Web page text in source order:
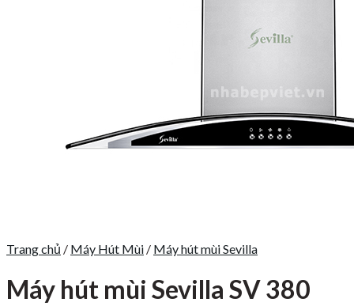
Trang chủ / Máy Hút Mùi / Máy hút mùi Sevilla
Máy hút mùi Sevilla SV 380